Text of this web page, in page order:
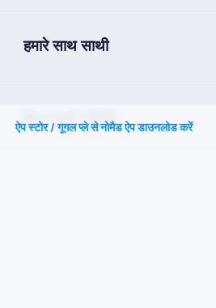
हमारे साथ साथी
Nomad eSIM
ऐप स्टोर / गूगल प्ले से नोमैड ऐप डाउनलोड करें